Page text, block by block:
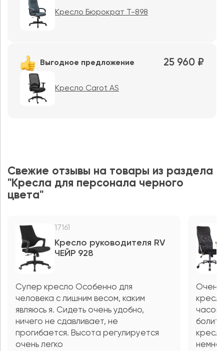
Кресло Бюрократ T-898
Выгодное предложение 25 960 ₽
Кресло Carot AS
Свежие отзывы на товары из раздела
"Кресла для персонала черного
цвета"
17161
Кресло руководителя RV
ЧЕЙР 928
Супер кресло Особенно для
человека с лишним весом, каким
являюсь я. Сидеть очень удобно,
ничего не сдавливает, не
прогибается. Высота регулируется
очень легко
Очень
часов
болит,